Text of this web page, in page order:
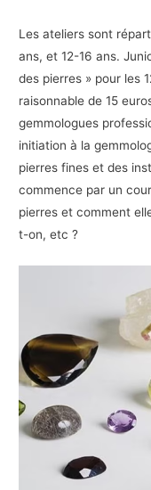
Les ateliers sont
ans, et 12-16 ans.
des pierres » pour les
raisonnable de 15
gemmologues
initiation à la
pierres fines et des
commence par un
pierres et comment
t-on, etc ?